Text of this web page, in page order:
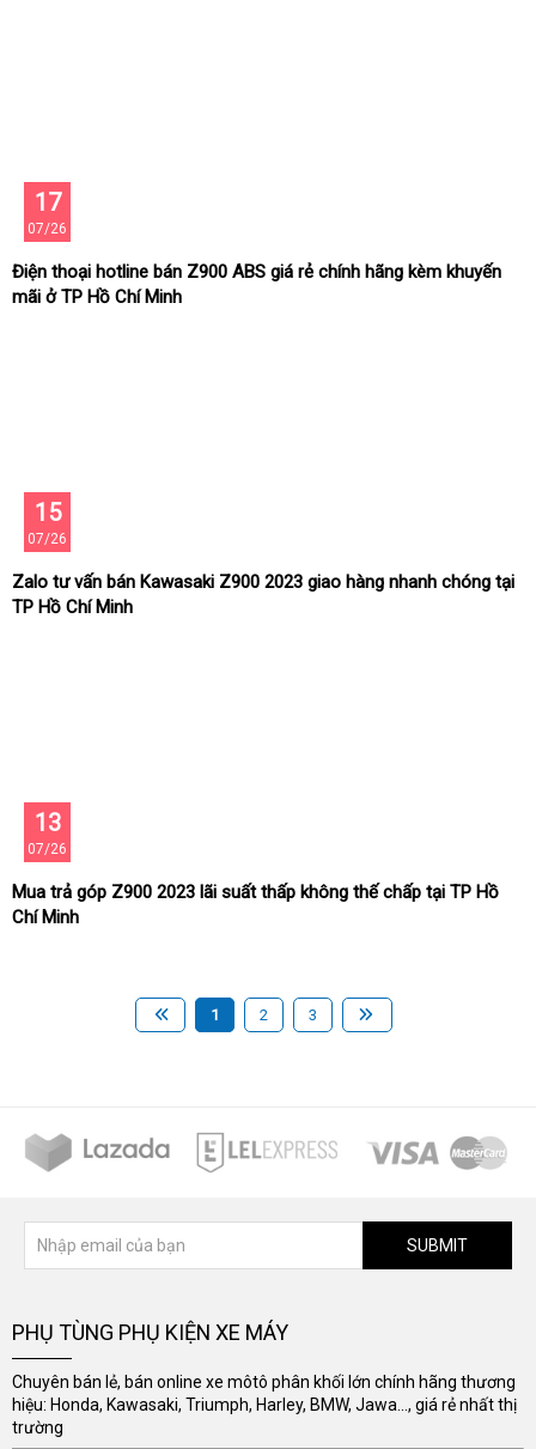
17
07/26
Điện thoại hotline bán Z900 ABS giá rẻ chính hãng kèm khuyến
mãi ở TP Hồ Chí Minh
15
07/26
Zalo tư vấn bán Kawasaki Z900 2023 giao hàng nhanh chóng tại
TP Hồ Chí Minh
13
07/26
Mua trả góp Z900 2023 lãi suất thấp không thế chấp tại TP Hồ
Chí Minh
1 2 3
SUBMIT
PHỤ TÙNG PHỤ KIỆN XE MÁY
Chuyên bán lẻ, bán online xe môtô phân khối lớn chính hãng thương
hiệu: Honda, Kawasaki, Triumph, Harley, BMW, Jawa..., giá rẻ nhất thị
trường